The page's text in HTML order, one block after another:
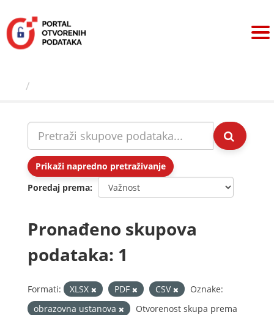
sadržaj
Prikaži napredno pretraživanje
Poredaj prema
Pronađeno skupova
podataka: 1
Formati: XLSX PDF CSV
Oznake:
obrazovna ustanova
Otvorenost skupa prema